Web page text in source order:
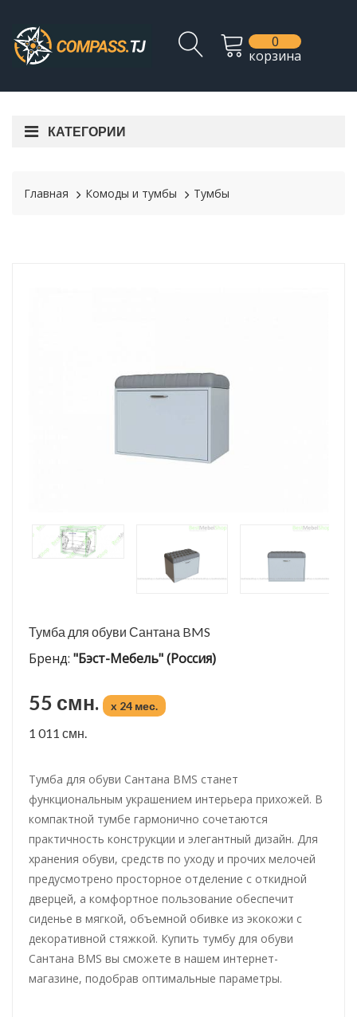
0
корзина
КАТЕГОРИИ
Главная Комоды и тумбы Тумбы
Тумба для обуви Сантана BMS
Бренд: "Бэст-Мебель" (Россия)
55 смн. x 24 мес.
1 011 смн.
Тумба для обуви Сантана BMS станет
функциональным украшением интерьера прихожей. В
компактной тумбе гармонично сочетаются
практичность конструкции и элегантный дизайн. Для
хранения обуви, средств по уходу и прочих мелочей
предусмотрено просторное отделение с откидной
дверцей, а комфортное пользование обеспечит
сиденье в мягкой, объемной обивке из экокожи с
декоративной стяжкой. Купить тумбу для обуви
Сантана BMS вы сможете в нашем интернет-
магазине, подобрав оптимальные параметры.